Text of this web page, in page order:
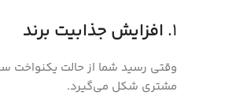
1. افزایش جذابیت برند
وقتی رسید شما از حالت یکنواخت
مشتری شکل می‌گیرد.